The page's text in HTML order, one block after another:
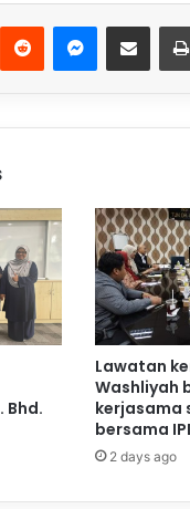
Bhd.
Lawatan
Washliyah
kerjasama
bersama
2 days ago